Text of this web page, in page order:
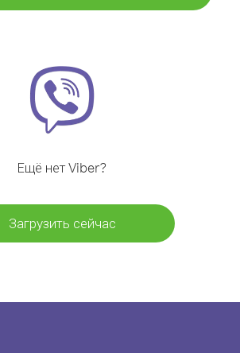
Ещё нет Viber?
Загрузить сейчас